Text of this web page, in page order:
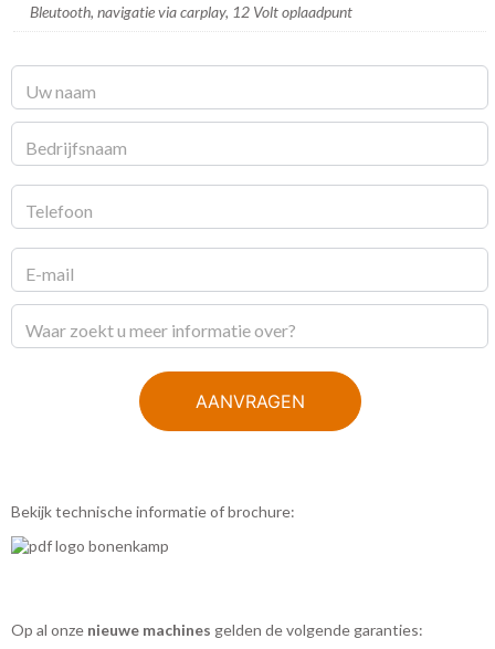
Bleutooth, navigatie via carplay, 12 Volt oplaadpunt
Catalogus
aanvraag
AANVRAGEN
Bekijk technische informatie of brochure:
Op al onze nieuwe machines gelden de volgende garanties: